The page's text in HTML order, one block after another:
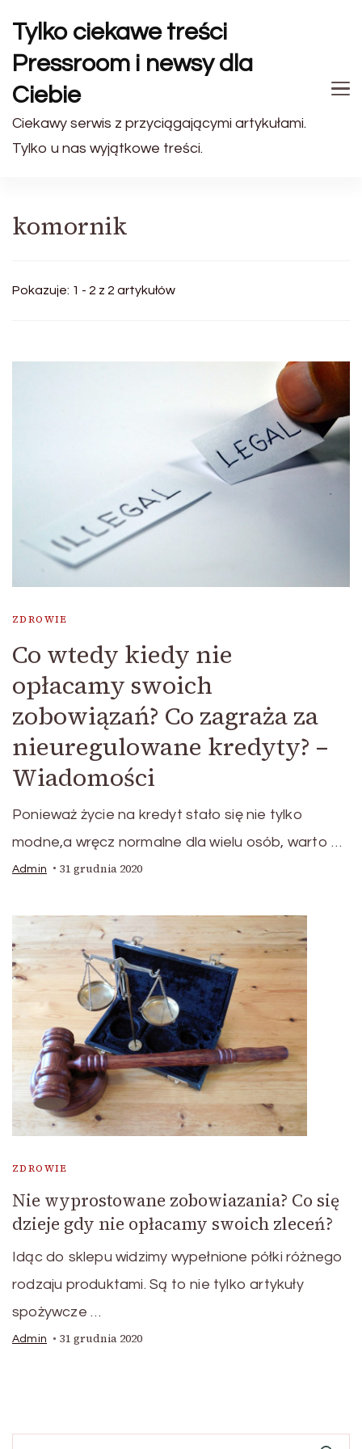
Tylko ciekawe treści
Pressroom i newsy dla
Ciebie
Ciekawy serwis z przyciągającymi artykułami.
Tylko u nas wyjątkowe treści.
komornik
Pokazuje: 1 - 2 z 2 artykułów
ZDROWIE
Co wtedy kiedy nie
opłacamy swoich
zobowiązań? Co zagraża za
nieuregulowane kredyty? –
Wiadomości
Ponieważ życie na kredyt stało się nie tylko
modne,a wręcz normalne dla wielu osób, warto …
Admin 31 grudnia 2020
ZDROWIE
Nie wyprostowane zobowiazania? Co się
dzieje gdy nie opłacamy swoich zleceń?
Idąc do sklepu widzimy wypełnione półki różnego
rodzaju produktami. Są to nie tylko artykuły
spożywcze …
Admin 31 grudnia 2020